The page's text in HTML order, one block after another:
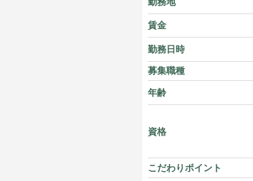
賃金
勤務日時
募集職種
年齢
資格
こだわりポイント